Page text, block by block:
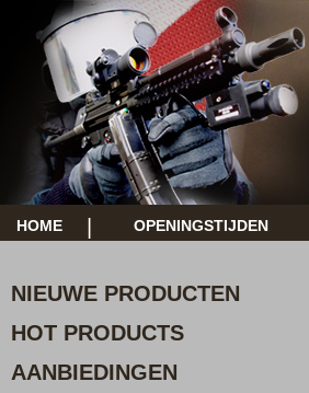
HOME OPENINGSTIJDEN
NIEUWE PRODUCTEN
HOT PRODUCTS
AANBIEDINGEN